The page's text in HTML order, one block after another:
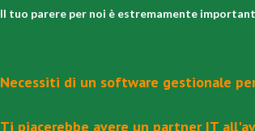
Il tuo parere per noi è estremamente
Necessiti di un software gestionale
Ti piacerebbe avere un partner IT